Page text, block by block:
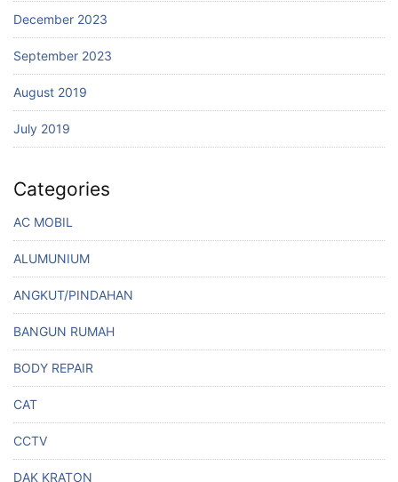
December 2023
September 2023
August 2019
July 2019
Categories
AC MOBIL
ALUMUNIUM
ANGKUT/PINDAHAN
BANGUN RUMAH
BODY REPAIR
CAT
CCTV
DAK KRATON